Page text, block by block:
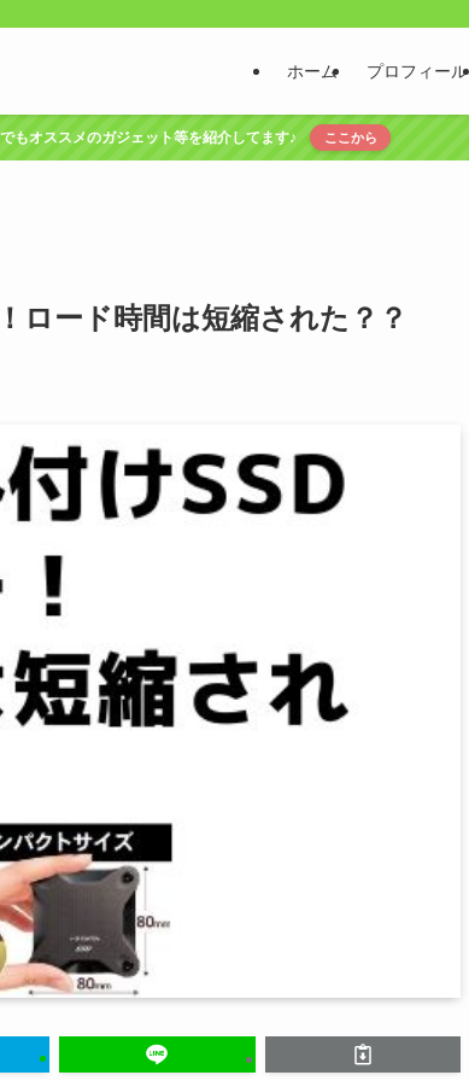
ホーム プロフィール
もオススメのガジェット等を紹介してます♪ ここから
ロード時間は短縮された？？